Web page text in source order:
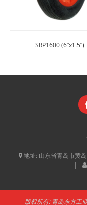
SRP1600 (6”x1.5”)
地址: 山东省青岛市黄
版权所有: 青岛东方工